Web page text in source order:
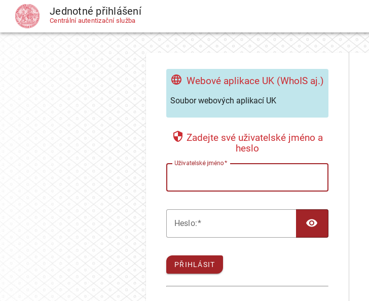
CAS Jednotné přihlášení
Centrální autentizační služba
Webové aplikace UK (WhoIS aj.)
Soubor webových aplikací UK
Zadejte své uživatelské jméno a
heslo
Uživatelské jméno
Heslo:
PŘIHLÁSIT